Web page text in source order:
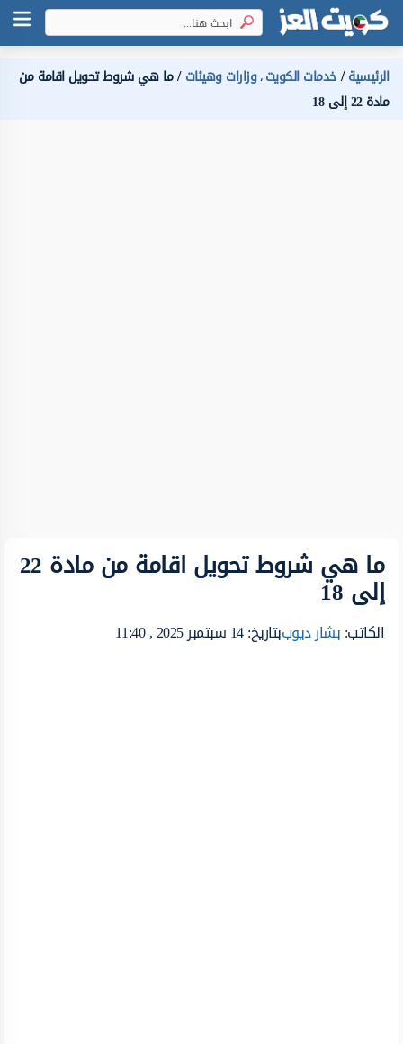
الرئيسية خدمات الكويت،وزارات وهيئات ما هي شروط تحويل اقامة من
مادة 22 إلى 18
ما هي شروط تحويل اقامة من مادة 22
إلى 18
الكاتب:بشار ديوببتاريخ: 14 سبتمبر 2025 , 11:40